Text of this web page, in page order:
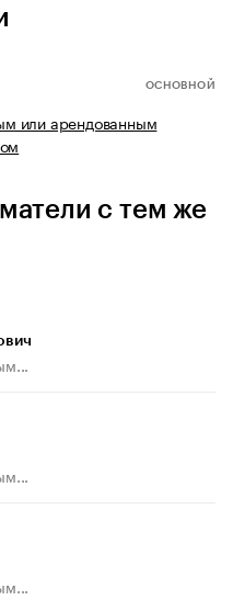
ОСНОВНОЙ
или арендованным
с тем же